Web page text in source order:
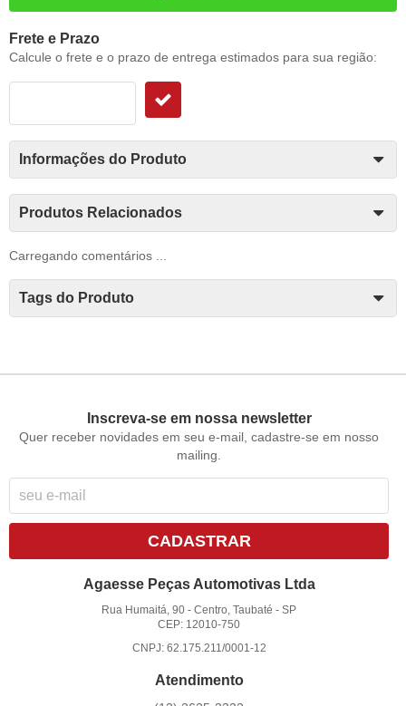
Frete e Prazo
Calcule o frete e o prazo de entrega estimados para sua região:
Informações do Produto
Produtos Relacionados
Carregando comentários ...
Tags do Produto
Inscreva-se em nossa newsletter
Quer receber novidades em seu e-mail, cadastre-se em nosso
mailing.
CADASTRAR
Agaesse Peças Automotivas Ltda
Rua Humaitá, 90 -Centro, Taubaté -SP
CEP: 12010-750
CNPJ: 62.175.211/0001-12
Atendimento